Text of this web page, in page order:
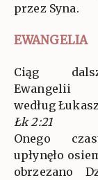
przez Syna.
EWANGELIA
Ciąg
Ewangelii
według
Łk 2:21
Onego
upłynęło
obrzezano